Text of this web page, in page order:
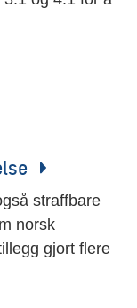
straffbare
norsk
gjort flere